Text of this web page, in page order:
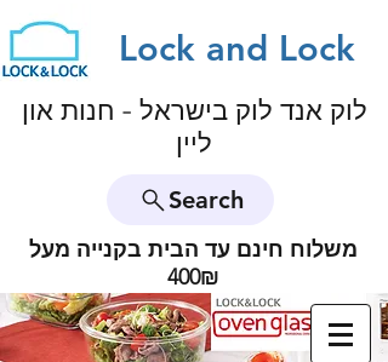
Lock and Lock
לוק אנד לוק בישראל - חנות און
ליין
Search
משלוח חינם עד הבית בקנייה מעל
400₪
LOCK N LOCK